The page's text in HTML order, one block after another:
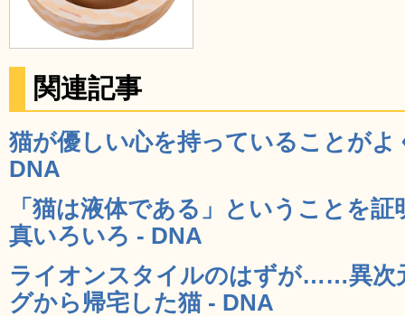
関連記事
猫が優しい心を持っていることが
DNA
「猫は液体である」ということを
真いろいろ - DNA
ライオンスタイルのはずが……異次
グから帰宅した猫 - DNA